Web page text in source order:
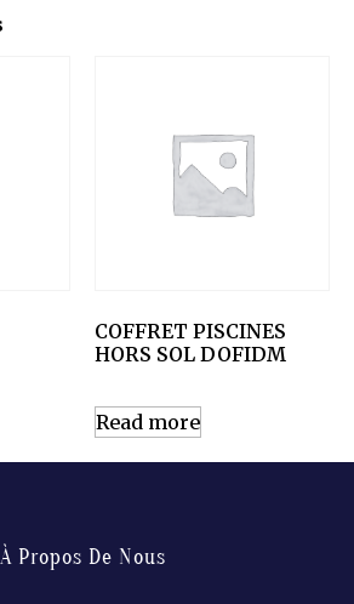
COFFRET PISCINES
HORS SOL DOFIDM
Read more
À Propos De Nous